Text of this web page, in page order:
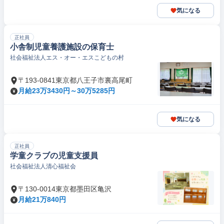
気になる
正社員
小舎制児童養護施設の保育士
社会福祉法人エス・オー・エスこどもの村
〒193-0841東京都八王子市裏高尾町
月給23万3430円～30万5285円
気になる
正社員
学童クラブの児童支援員
社会福祉法人清心福祉会
〒130-0014東京都墨田区亀沢
月給21万840円